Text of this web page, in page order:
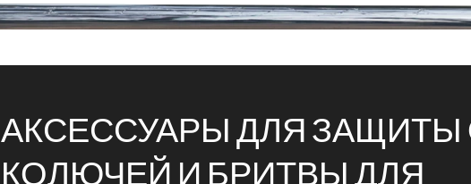
АКСЕССУАРЫ ДЛЯ ЗАЩИТЫ
КОЛЮЧЕЙ И БРИТВЫ ДЛЯ